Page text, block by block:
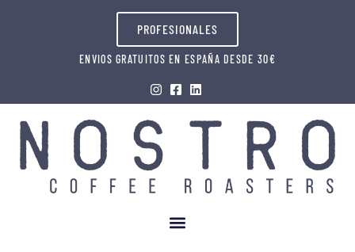
PROFESIONALES
ENVIOS GRATUITOS EN ESPAÑA DESDE 30€